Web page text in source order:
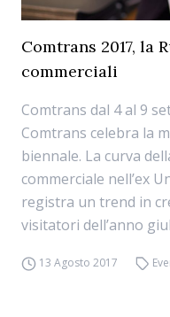
Comtrans 2017, la
commerciali
Comtrans dal 4 al 9
Comtrans celebra la
biennale. La curva
commerciale nell’ex
registra un trend in
visitatori dell’anno
13 Agosto 2017